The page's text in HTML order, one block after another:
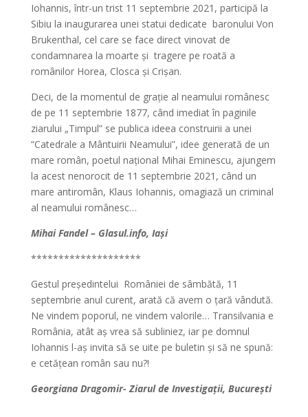
Iohannis, într-un trist 11 septembrie 2021, participă la
Sibiu la inaugurarea unei statui dedicate baronului Von
Brukenthal, cel care se face direct vinovat de
condamnarea la moarte și tragere pe roată a
românilor Horea, Closca și Crișan.
Deci, de la momentul de grație al neamului românesc
de pe 11 septembrie 1877, când imediat în paginile
ziarului „Timpul” se publica ideea construirii a unei
“Catedrale a Mântuirii Neamului”, idee generată de un
mare român, poetul național Mihai Eminescu, ajungem
la acest nenorocit de 11 septembrie 2021, când un
mare antiromân, Klaus Iohannis, omagiază un criminal
al neamului românesc…
Mihai Fandel – Glasul.info, Iași
********************
Gestul președintelui României de sâmbătă, 11
septembrie anul curent, arată că avem o țară vândută.
Ne vindem poporul, ne vindem valorile… Transilvania e
România, atât aș vrea să subliniez, iar pe domnul
Iohannis l-aș invita să se uite pe buletin și să ne spună:
e cetățean român sau nu?!
Georgiana Dragomir- Ziarul de Investigații, București